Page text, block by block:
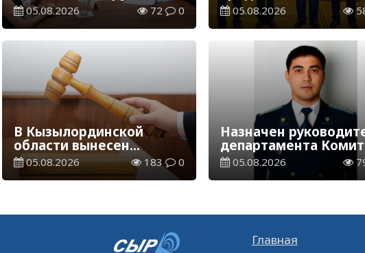
построить центр
цифровизации
05.08.2026 72 0
собственные ИИ-
разработки мировому
эксперту Кай-Фу Ли
05.08.2026
В Кызылординской
области вынесен
приговор организатору
финансовой пирамиды
05.08.2026 183 0
Назначен
департамента
по правовой
и специальным
по Кызылординской
05.08.2026
Главная